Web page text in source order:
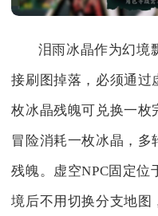
泪雨冰晶作为幻境
接刷图掉落，必须通过
枚冰晶残魄可兑换一枚
冒险消耗一枚冰晶，多
残魄。虚空NPC固定位
境后不用切换分支地图